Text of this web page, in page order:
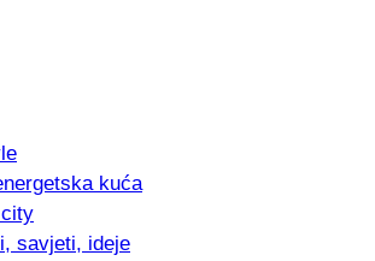
Philips All-in-One Trimmer
kuća
savjeti, ideje